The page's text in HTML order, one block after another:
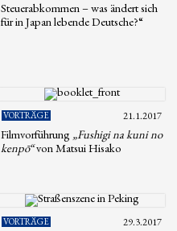
Steuerabkommen – was ändert sich
für in Japan lebende Deutsche?“
VORTRÄGE 21.1.2017
Filmvorführung „Fushigi na kuni no
kenpō“von Matsui Hisako
VORTRÄGE 29.3.2017